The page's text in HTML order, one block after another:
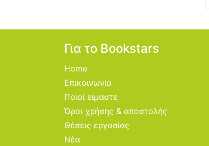
Για το Bookstars
Home
Επικοινωνία
Ποιοί είμαστε
Όροι χρήσης & αποστολής
Θέσεις εργασίας
Νέα